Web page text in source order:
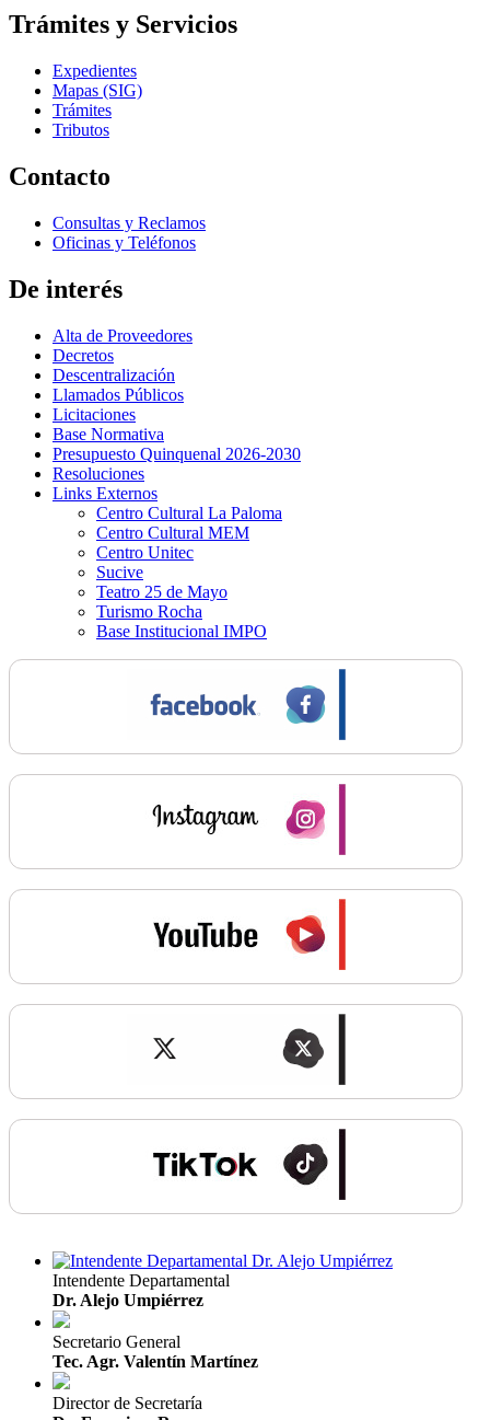
Trámites y Servicios
Expedientes
Mapas (SIG)
Trámites
Tributos
Contacto
Consultas y Reclamos
Oficinas y Teléfonos
De interés
Alta de Proveedores
Decretos
Descentralización
Llamados Públicos
Licitaciones
Base Normativa
Presupuesto Quinquenal 2026-2030
Resoluciones
Links Externos
Centro Cultural La Paloma
Centro Cultural MEM
Centro Unitec
Sucive
Teatro 25 de Mayo
Turismo Rocha
Base Institucional IMPO
Intendente Departamental
Dr. Alejo Umpiérrez
Secretario General
Tec. Agr. Valentín Martínez
Director de Secretaría